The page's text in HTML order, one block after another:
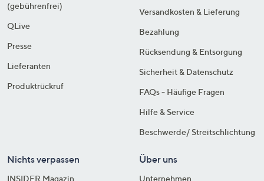
(gebührenfrei)
QLive
Presse
Lieferanten
Produktrückruf
Versandkosten & Lieferung
Bezahlung
Rücksendung & Entsorgung
Sicherheit & Datenschutz
FAQs - Häufige Fragen
Hilfe & Service
Beschwerde/ Streitschlichtung
Nichts verpassen
INSIDER Magazin
Über uns
Unternehmen